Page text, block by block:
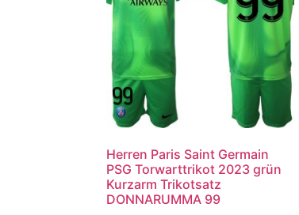
Herren Paris Saint Germain
PSG Torwarttrikot 2023 grün
Kurzarm Trikotsatz
DONNARUMMA 99